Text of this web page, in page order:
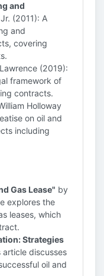
and
(2011): A
and
covering
(2019):
framework of
contracts.
Holloway
on oil and
including
Gas Lease" by
explores the
leases, which
Strategies
discusses
oil and